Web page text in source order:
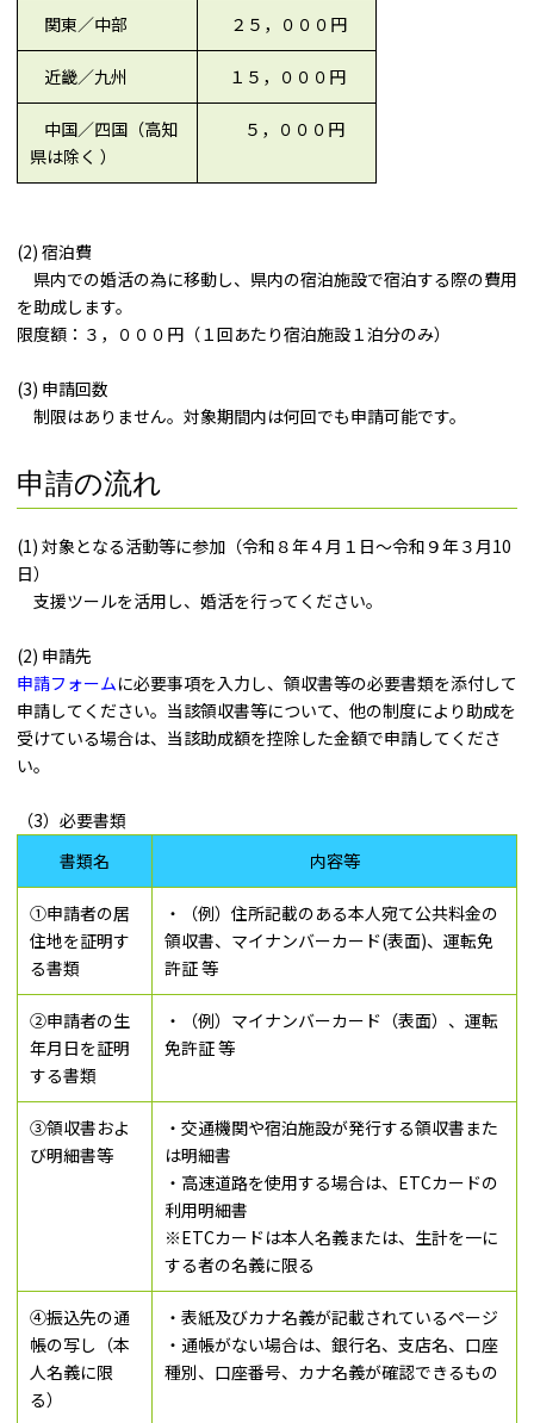
関東／中部 ２５，０００円
近畿／九州 １５，０００円
中国／四国（高知
県は除く ）
５，０００円
(2) 宿泊費
県内での婚活の為に移動し、県内の宿泊施設で宿泊する際の費用
を助成します。
限度額：３，０００円（１回あたり宿泊施設１泊分のみ）
(3) 申請回数
制限はありません。対象期間内は何回でも申請可能です。
申請の流れ
(1) 対象となる活動等に参加（令和８年４月１日～令和９年３月10
日）
支援ツールを活用し、婚活を行ってください。
(2) 申請先
申請フォームに必要事項を入力し、領収書等の必要書類を添付して
申請してください。当該領収書等について、他の制度により助成を
受けている場合は、当該助成額を控除した金額で申請してくださ
い。
（3）必要書類
書類名
内容等
①申請者の居
住地を証明す
る書類
・（例）住所記載のある本人宛て公共料金の
領収書、マイナンバーカード(表面)、運転免
許証 等
②申請者の生
年月日を証明
する書類
・（例）マイナンバーカード（表面）、運転
免許証 等
③領収書およ
び明細書等
・交通機関や宿泊施設が発行する領収書また
は明細書
・高速道路を使用する場合は、ETCカードの
利用明細書
※ETCカードは本人名義または、生計を一に
する者の名義に限る
④振込先の通
帳の写し （本
人名義に限
る）
・表紙及びカナ名義が記載されているページ
・通帳がない場合は、銀行名、支店名、口座
種別、口座番号、カナ名義が確認できるもの